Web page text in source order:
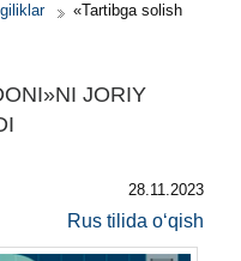
«Tartibga solish
JORIY
28.11.2023
Rus tilida oʻqish